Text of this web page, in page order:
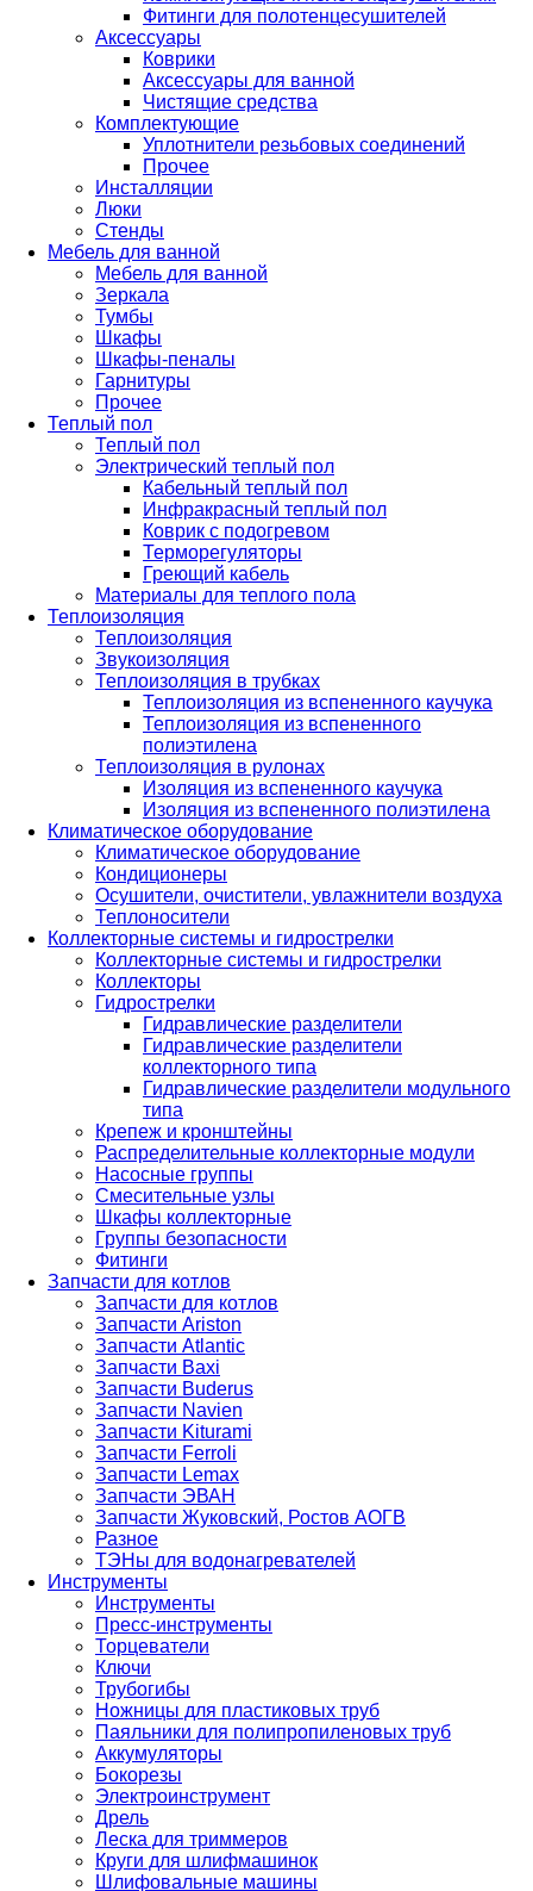
Фитинги для полотенцесушителей
Аксессуары
Коврики
Аксессуары для ванной
Чистящие средства
Комплектующие
Уплотнители резьбовых соединений
Прочее
Инсталляции
Люки
Стенды
Мебель для ванной
Мебель для ванной
Зеркала
Тумбы
Шкафы
Шкафы-пеналы
Гарнитуры
Прочее
Теплый пол
Теплый пол
Электрический теплый пол
Кабельный теплый пол
Инфракрасный теплый пол
Коврик с подогревом
Терморегуляторы
Греющий кабель
Материалы для теплого пола
Теплоизоляция
Теплоизоляция
Звукоизоляция
Теплоизоляция в трубках
Теплоизоляция из вспененного каучука
Теплоизоляция из вспененного
полиэтилена
Теплоизоляция в рулонах
Изоляция из вспененного каучука
Изоляция из вспененного полиэтилена
Климатическое оборудование
Климатическое оборудование
Кондиционеры
Осушители, очистители, увлажнители воздуха
Теплоносители
Коллекторные системы и гидрострелки
Коллекторные системы и гидрострелки
Коллекторы
Гидрострелки
Гидравлические разделители
Гидравлические разделители
коллекторного типа
Гидравлические разделители модульного
типа
Крепеж и кронштейны
Распределительные коллекторные модули
Насосные группы
Смесительные узлы
Шкафы коллекторные
Группы безопасности
Фитинги
Запчасти для котлов
Запчасти для котлов
Запчасти Ariston
Запчасти Atlantic
Запчасти Baxi
Запчасти Buderus
Запчасти Navien
Запчасти Kiturami
Запчасти Ferroli
Запчасти Lemax
Запчасти ЭВАН
Запчасти Жуковский, Ростов АОГВ
Разное
ТЭНы для водонагревателей
Инструменты
Инструменты
Пресс-инструменты
Торцеватели
Ключи
Трубогибы
Ножницы для пластиковых труб
Паяльники для полипропиленовых труб
Аккумуляторы
Бокорезы
Электроинструмент
Дрель
Леска для триммеров
Круги для шлифмашинок
Шлифовальные машины